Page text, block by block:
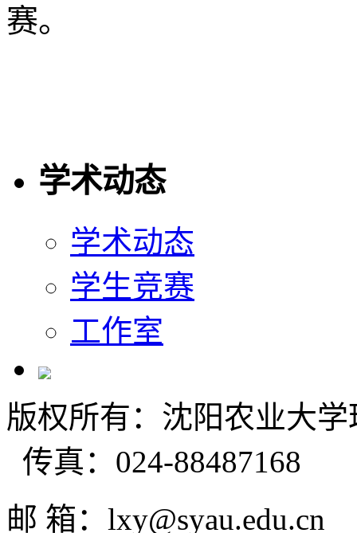
赛。
学术动态
学术动态
学生竞赛
工作室
版权所有：沈阳农业大
传真：024-88487168
邮 箱：